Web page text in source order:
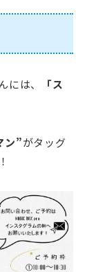
は、
「ス
ン”がタッグ